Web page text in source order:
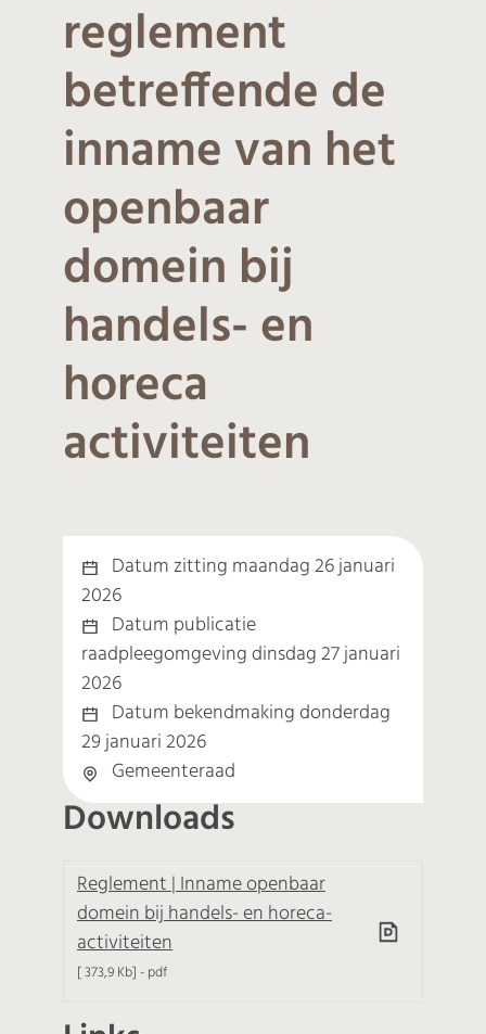
reglement
betreffende de
inname van het
openbaar
domein bij
handels- en
horeca
activiteiten
Datum zitting maandag 26 januari
2026
Datum publicatie
raadpleegomgeving dinsdag 27 januari
2026
Datum bekendmaking donderdag
29 januari 2026
Gemeenteraad
Downloads
Reglement | Inname openbaar
domein bij handels- en horeca-
activiteiten
373,9 Kb pdf